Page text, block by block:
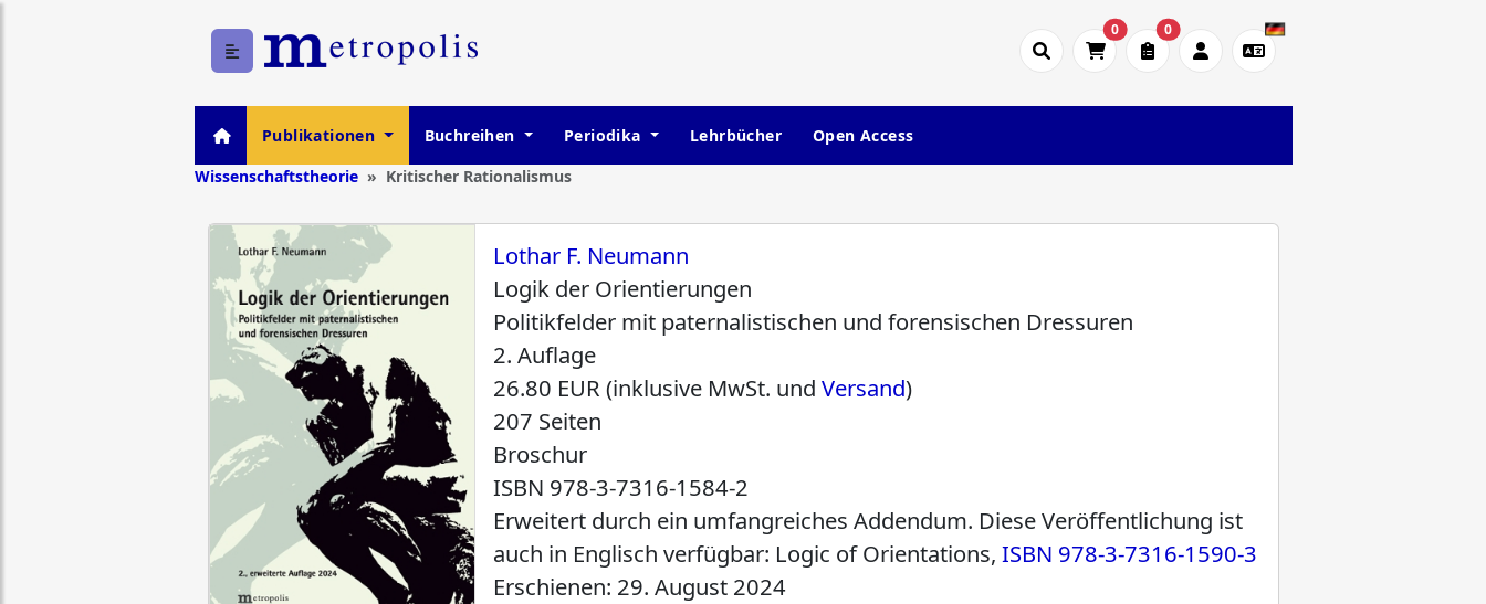
0 0
Publikationen Buchreihen Periodika Lehrbücher
Open Access
Wissenschaftstheorie
Kritischer Rationalismus
Lothar F. Neumann
Logik der Orientierungen
Politikfelder mit paternalistischen und forensischen Dressuren
2. Auflage
26.80 EUR (inklusive MwSt. undVersand)
207 Seiten
Broschur
ISBN 978-3-7316-1584-2
Erweitert durch ein umfangreiches Addendum. Diese Veröffentlichung ist
auch in Englisch verfügbar: Logic of Orientations,ISBN 978-3-7316-1590-3
Erschienen: 29. August 2024